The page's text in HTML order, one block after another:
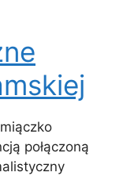
połączoną